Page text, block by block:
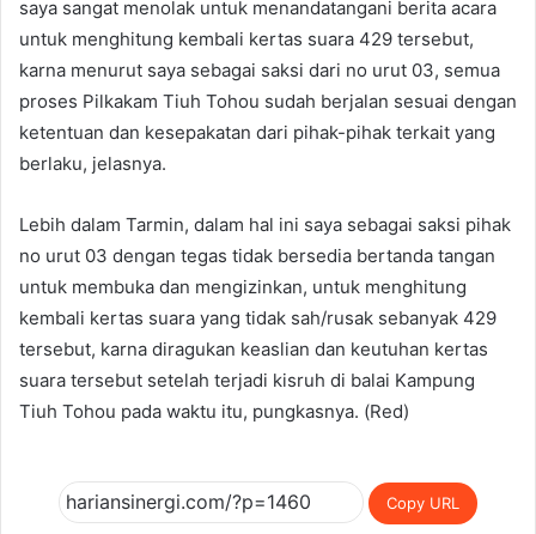
saya sangat menolak untuk menandatangani berita acara
untuk menghitung kembali kertas suara 429 tersebut,
karna menurut saya sebagai saksi dari no urut 03, semua
proses Pilkakam Tiuh Tohou sudah berjalan sesuai dengan
ketentuan dan kesepakatan dari pihak-pihak terkait yang
berlaku, jelasnya.
Lebih dalam Tarmin, dalam hal ini saya sebagai saksi pihak
no urut 03 dengan tegas tidak bersedia bertanda tangan
untuk membuka dan mengizinkan, untuk menghitung
kembali kertas suara yang tidak sah/rusak sebanyak 429
tersebut, karna diragukan keaslian dan keutuhan kertas
suara tersebut setelah terjadi kisruh di balai Kampung
Tiuh Tohou pada waktu itu, pungkasnya. (Red)
Copy URL